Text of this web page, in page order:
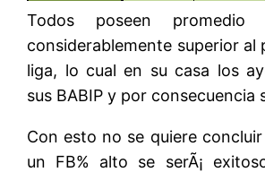
Todos poseen promedio
considerablemente superior al
liga, lo cual en su casa los
sus BABIP y por consecuencia
Con esto no se quiere
un FB% alto se serÃ¡